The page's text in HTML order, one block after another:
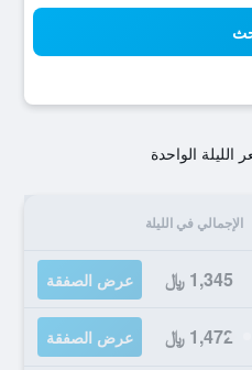
الواحدة
الإجمالي في الليلة
1,345 ﷼ عرض الصفقة
1,472 ﷼ عرض الصفقة